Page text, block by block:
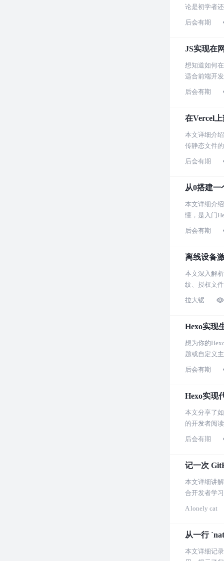
论是初学者
后会有期
JS实现在
想知道如何
适合前端开
后会有期
在Vercel
本文详细介
传静态文件
后会有期
从0搭建一
本文详细介
懂，是入门
后会有期
离线设备
本文深入解
纹、授权文
拉大锯
Hexo实现
想为你的
题或自定义
后会有期
Hexo实现
本文分享了
的开发者阅
后会有期
记一次
本文详细讲
合开发者学
A lonely cat
从一行
本文详细记